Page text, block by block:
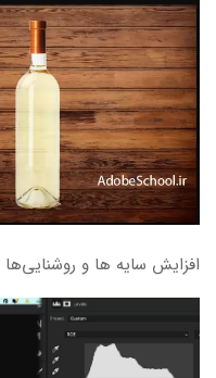
افزایش سایه ها و